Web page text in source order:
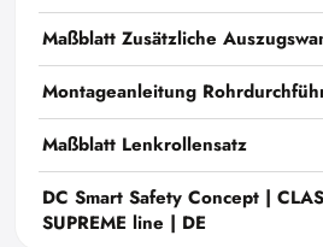
Maßblatt Zusätzliche
Montageanleitung
Maßblatt Lenkrollensatz
DC Smart Safety Concept |
SUPREME line | DE